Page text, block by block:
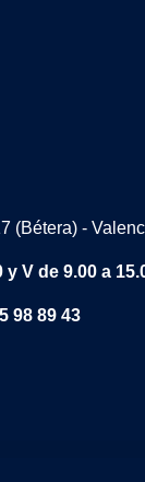
(Bétera) -
y V de 9.00 a
98 89 43